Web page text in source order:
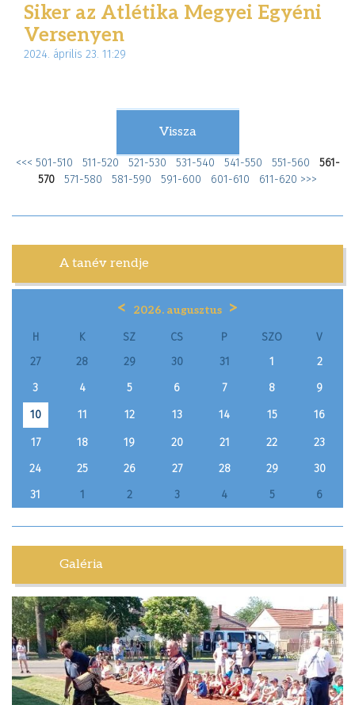
A tanév rendje
< 2026. augusztus >
H K SZ CS P SZO
V
27
28 29 30 31 1
2
3
4 5 6 7 8 9
10 11 12 13 14 15 16
17 18 19 20 21 22
23
24
25 26 27 28 29
30
31
1 2 3 4 5 6
Galéria
Siker az Atlétika Megyei Egyéni
Versenyen
2024. április 23. 11:29
Vissza
<<< 501-510 511-520 521-530 531-540 541-550 551-560
561-
570
571-580 581-590 591-600 601-610 611-620 >>>